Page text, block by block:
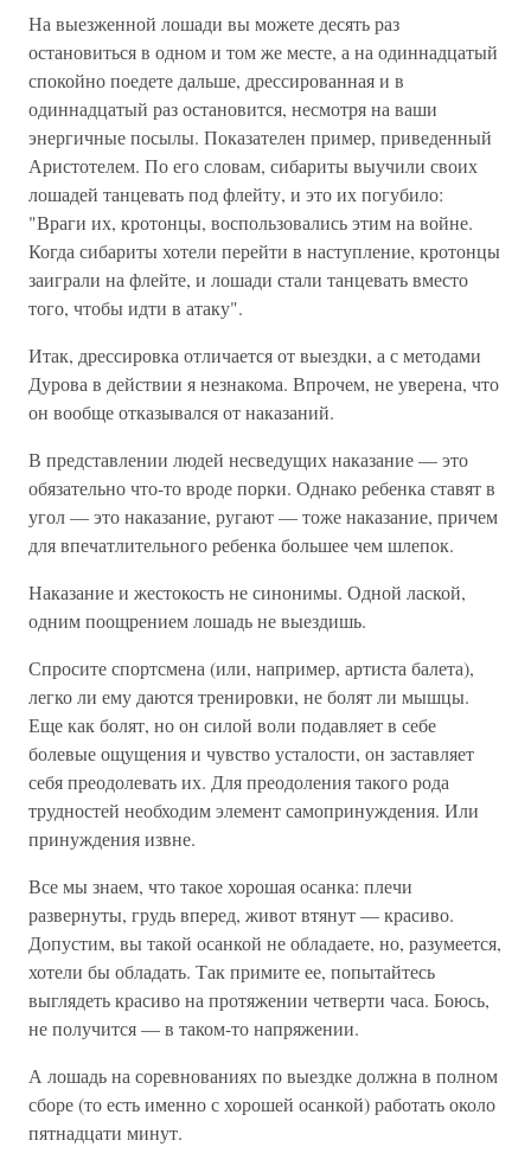
На выезженной лошади вы можете десять раз
остановиться в одном и том же месте, а на одиннадцатый
спокойно поедете дальше, дрессированная и в
одиннадцатый раз остановится, несмотря на ваши
энергичные посылы. Показателен пример, приведенный
Аристотелем. По его словам, сибариты выучили своих
лошадей танцевать под флейту, и это их погубило:
"Враги их, кротонцы, воспользовались этим на войне.
Когда сибариты хотели перейти в наступление, кротонцы
заиграли на флейте, и лошади стали танцевать вместо
того, чтобы идти в атаку".
Итак, дрессировка отличается от выездки, а с методами
Дурова в действии я незнакома. Впрочем, не уверена, что
он вообще отказывался от наказаний.
В представлении людей несведущих наказание — это
обязательно что-то вроде порки. Однако ребенка ставят в
угол — это наказание, ругают — тоже наказание, причем
для впечатлительного ребенка большее чем шлепок.
Наказание и жестокость не синонимы. Одной лаской,
одним поощрением лошадь не выездишь.
Спросите спортсмена (или, например, артиста балета),
легко ли ему даются тренировки, не болят ли мышцы.
Еще как болят, но он силой воли подавляет в себе
болевые ощущения и чувство усталости, он заставляет
себя преодолевать их. Для преодоления такого рода
трудностей необходим элемент самопринуждения. Или
принуждения извне.
Все мы знаем, что такое хорошая осанка: плечи
развернуты, грудь вперед, живот втянут — красиво.
Допустим, вы такой осанкой не обладаете, но, разумеется,
хотели бы обладать. Так примите ее, попытайтесь
выглядеть красиво на протяжении четверти часа. Боюсь,
не получится — в таком-то напряжении.
А лошадь на соревнованиях по выездке должна в полном
сборе (то есть именно с хорошей осанкой) работать около
пятнадцати минут.